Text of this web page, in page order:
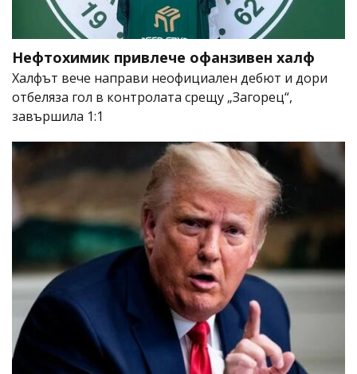
Нефтохимик привлече офанзивен халф
Халфът вече направи неофициален дебют и дори
отбеляза гол в контролата срещу „Загорец“,
завършила 1:1